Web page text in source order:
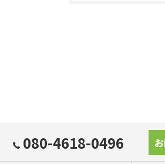
080-4618-0496